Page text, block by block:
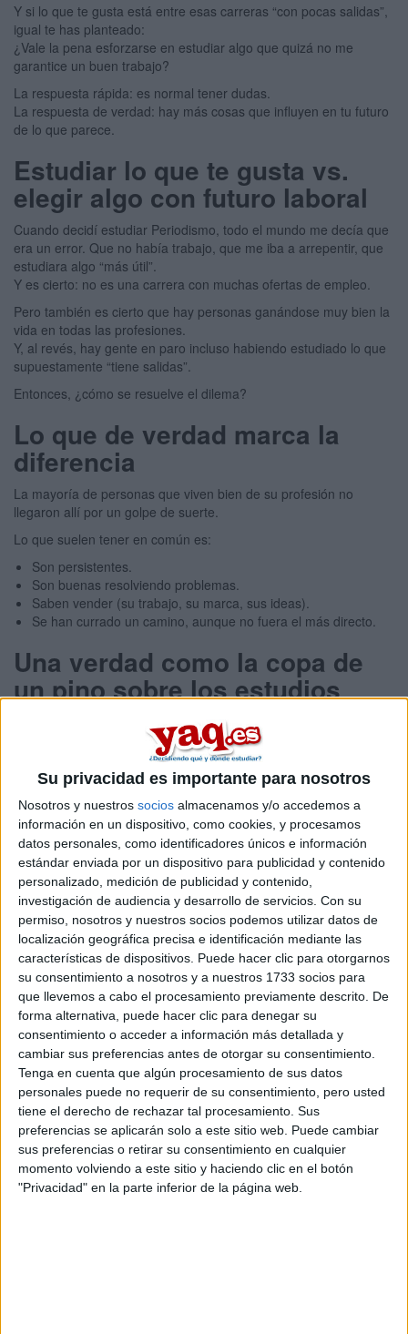
Su privacidad es importante para nosotros
Nosotros y nuestros socios almacenamos y/o accedemos a
información en un dispositivo, como cookies, y procesamos
datos personales, como identificadores únicos e información
estándar enviada por un dispositivo para publicidad y contenido
personalizado, medición de publicidad y contenido,
investigación de audiencia y desarrollo de servicios. Con su
permiso, nosotros y nuestros socios podemos utilizar datos de
localización geográfica precisa e identificación mediante las
características de dispositivos. Puede hacer clic para otorgarnos
su consentimiento a nosotros y a nuestros 1733 socios para
que llevemos a cabo el procesamiento previamente descrito. De
forma alternativa, puede hacer clic para denegar su
consentimiento o acceder a información más detallada y
cambiar sus preferencias antes de otorgar su consentimiento.
Tenga en cuenta que algún procesamiento de sus datos
personales puede no requerir de su consentimiento, pero usted
tiene el derecho de rechazar tal procesamiento. Sus
preferencias se aplicarán solo a este sitio web. Puede cambiar
sus preferencias o retirar su consentimiento en cualquier
momento volviendo a este sitio y haciendo clic en el botón
"Privacidad" en la parte inferior de la página web.
Y si lo que te gusta está entre esas carreras “con pocas salidas”,
igual te has planteado:
¿Vale la pena esforzarse en estudiar algo que quizá no me
garantice un buen trabajo?
La respuesta rápida: es normal tener dudas.
La respuesta de verdad: hay más cosas que influyen en tu futuro
de lo que parece.
Estudiar lo que te gusta vs.
elegir algo con futuro laboral
Cuando decidí estudiar Periodismo, todo el mundo me decía que
era un error. Que no había trabajo, que me iba a arrepentir, que
estudiara algo “más útil”.
Y es cierto: no es una carrera con muchas ofertas de empleo.
Pero también es cierto que hay personas ganándose muy bien la
vida en todas las profesiones.
Y, al revés, hay gente en paro incluso habiendo estudiado lo que
supuestamente “tiene salidas”.
Entonces, ¿cómo se resuelve el dilema?
Lo que de verdad marca la
diferencia
La mayoría de personas que viven bien de su profesión no
llegaron allí por un golpe de suerte.
Lo que suelen tener en común es:
Son persistentes.
Son buenas resolviendo problemas.
Saben vender (su trabajo, su marca, sus ideas).
Se han currado un camino, aunque no fuera el más directo.
Una verdad como la copa de
un pino sobre los estudios
Pensar que un título universitario te asegura un trabajo es un
Sí, hay profesiones como Medicina o Derecho donde el título es
obligatorio. Pero lo que de verdad quieren las empresas es que
sepas hacer algo útil.
El mercado laboral busca personas que:
Resuelvan problemas
Entretengan
Vendan
Así de sencillo. O así de complicado. Pero cuanto antes lo sepas,
antes empezarás a construir un camino profesional sólido.
¿Pasión o rentabilidad?
Hacer lo que te apasiona está genial. Pero si no encuentras
forma de vivir de ello, puede acabar siendo un hobbie muy caro.
No se trata de renunciar a lo que te gusta, sino de buscar un
punto medio: algo que te motive, que se te dé bien, y que
además tenga demanda.
¿Y ahora qué?
Para ayudarte a tomar decisiones con más claridad, en la nueva
edición de la revista Y Ahora Qué tienes todos los pasos que
necesitas para elegir sin perder la cabeza ni idealizar la carrera